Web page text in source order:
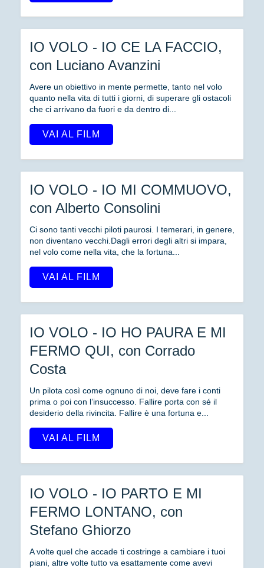
IO VOLO - IO CE LA FACCIO,
con Luciano Avanzini
Avere un obiettivo in mente permette, tanto nel volo
quanto nella vita di tutti i giorni, di superare gli ostacoli
che ci arrivano da fuori e da dentro di...
VAI AL FILM
IO VOLO - IO MI COMMUOVO,
con Alberto Consolini
Ci sono tanti vecchi piloti paurosi. I temerari, in genere,
non diventano vecchi.Dagli errori degli altri si impara,
nel volo come nella vita, che la fortuna...
VAI AL FILM
IO VOLO - IO HO PAURA E MI
FERMO QUI, con Corrado
Costa
Un pilota così come ognuno di noi, deve fare i conti
prima o poi con l’insuccesso. Fallire porta con sé il
desiderio della rivincita. Fallire è una fortuna e...
VAI AL FILM
IO VOLO - IO PARTO E MI
FERMO LONTANO, con
Stefano Ghiorzo
A volte quel che accade ti costringe a cambiare i tuoi
piani, altre volte tutto va esattamente come avevi